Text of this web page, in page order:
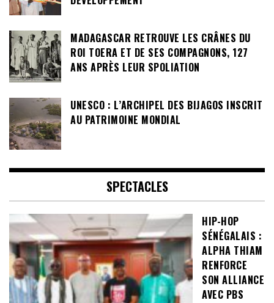
MADAGASCAR RETROUVE LES CRÂNES DU
ROI TOERA ET DE SES COMPAGNONS, 127
ANS APRÈS LEUR SPOLIATION
UNESCO : L’ARCHIPEL DES BIJAGOS INSCRIT
AU PATRIMOINE MONDIAL
SPECTACLES
HIP-HOP
SÉNÉGALAIS :
ALPHA THIAM
RENFORCE
SON ALLIANCE
AVEC PBS